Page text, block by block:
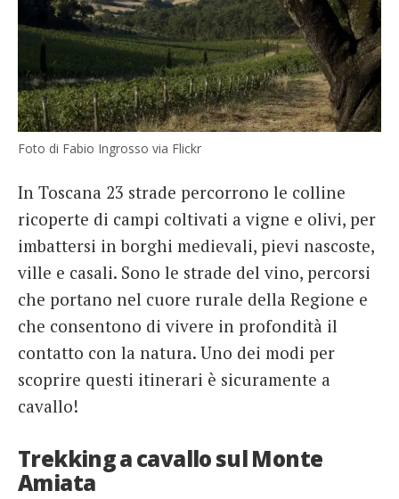
Foto di Fabio Ingrosso via Flickr
In Toscana 23 strade percorrono le colline
ricoperte di campi coltivati a vigne e olivi, per
imbattersi in borghi medievali, pievi nascoste,
ville e casali. Sono le strade del vino, percorsi
che portano nel cuore rurale della Regione e
che consentono di vivere in profondità il
contatto con la natura. Uno dei modi per
scoprire questi itinerari è sicuramente a
cavallo!
Trekking a cavallo sul Monte
Amiata